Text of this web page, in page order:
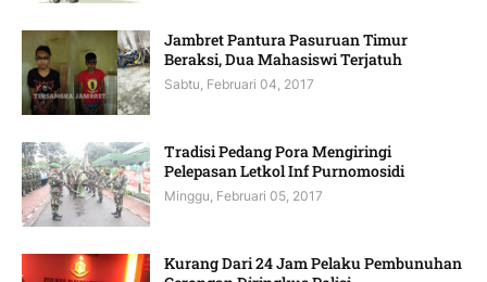
Jambret Pantura Pasuruan Timur
Beraksi, Dua Mahasiswi Terjatuh
Sabtu, Februari 04, 2017
Tradisi Pedang Pora Mengiringi
Pelepasan Letkol Inf Purnomosidi
Minggu, Februari 05, 2017
Kurang Dari 24 Jam Pelaku Pembunuhan